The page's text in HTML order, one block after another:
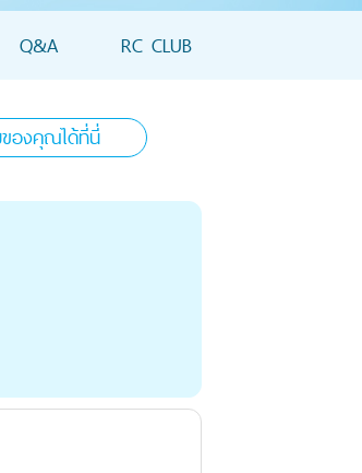
Q&A RC CLUB
องคุณได้ที่นี่